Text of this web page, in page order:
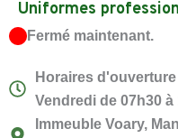
Uniformes
Couture
Fermé maintenant.
Horaires
Vendredi de 07h30 à
Immeuble Voary,